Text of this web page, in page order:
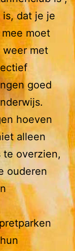
is, dat je je
moet
weer met
goed
hoeven
alleen
te overzien,
ouderen